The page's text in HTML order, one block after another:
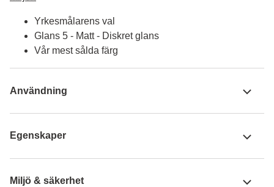
Yrkesmålarens val
Glans 5 - Matt - Diskret glans
Vår mest sålda färg
Användning
Egenskaper
Miljö & säkerhet